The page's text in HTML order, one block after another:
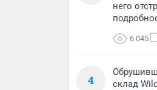
него
6 045
4
склад